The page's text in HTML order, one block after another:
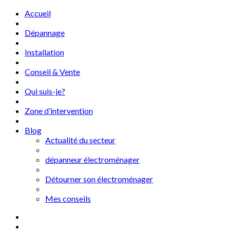
Accueil
Dépannage
Installation
Conseil & Vente
Qui suis-je?
Zone d’intervention
Blog
Actualité du secteur
dépanneur électroménager
Détourner son électroménager
Mes conseils